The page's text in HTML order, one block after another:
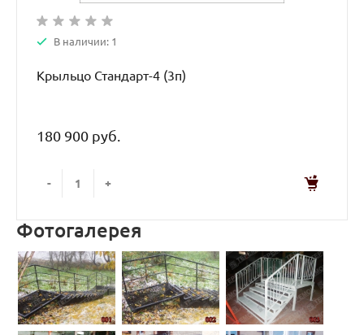
В наличии: 1
Крыльцо Стандарт-4 (3п)
180 900 руб.
- +
Фотогалерея